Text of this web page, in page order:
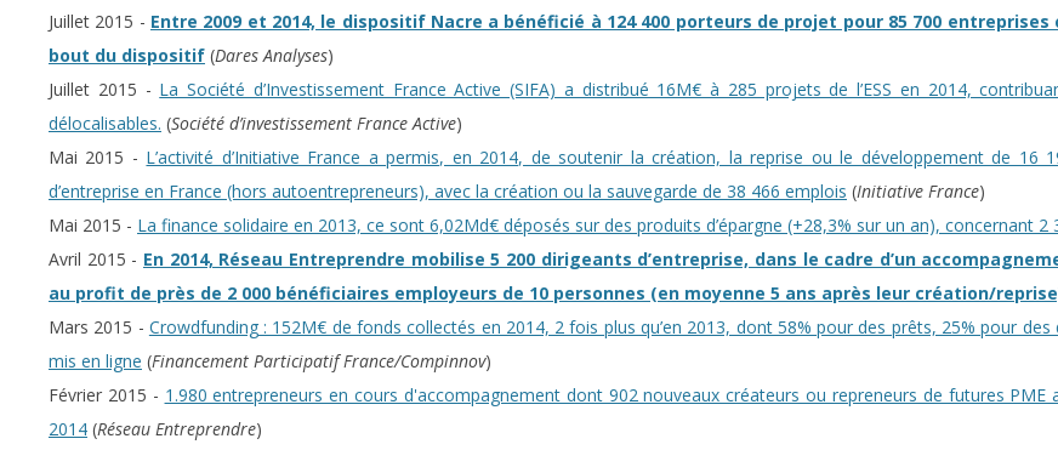
Juillet 2015 - Entre 2009 et 2014, le dispositif Nacre a bénéficié à 124 400 porteurs de projet pour 85 700
bout du dispositif (Dares Analyses)
Juillet 2015 - La Société d’Investissement France Active (SIFA) a distribué 16M€ à 285 projets de l’ESS en 2014,
délocalisables. (Société d’investissement France Active)
Mai 2015 - L’activité d’Initiative France a permis, en 2014, de soutenir la création, la reprise ou le développement de
d’entreprise en France (hors autoentrepreneurs), avec la création ou la sauvegarde de 38 466 emplois (Initiative France)
Mai 2015 - La finance solidaire en 2013, ce sont 6,02Md€ déposés sur des produits d’épargne (+28,3% sur un an), concernant
Avril 2015 - En 2014, Réseau Entreprendre mobilise 5 200 dirigeants d’entreprise, dans le cadre d’un
au profit de près de 2 000 bénéficiaires employeurs de 10 personnes (en moyenne 5 ans après leur création/
Mars 2015 - Crowdfunding : 152M€ de fonds collectés en 2014, 2 fois plus qu’en 2013, dont 58% pour des prêts, 25% pour
mis en ligne (Financement Participatif France/Compinnov)
Février 2015 - 1.980 entrepreneurs en cours d'accompagnement dont 902 nouveaux créateurs ou repreneurs de futures
2014 (Réseau Entreprendre)